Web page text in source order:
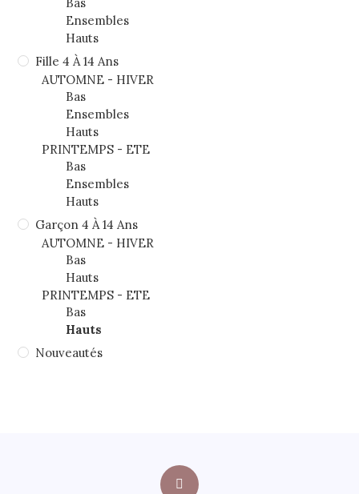
Ensembles
Hauts
Fille 4 À 14 Ans
AUTOMNE - HIVER
Bas
Ensembles
Hauts
PRINTEMPS - ETE
Bas
Ensembles
Hauts
Garçon 4 À 14 Ans
AUTOMNE - HIVER
Bas
Hauts
PRINTEMPS - ETE
Bas
Hauts
Nouveautés